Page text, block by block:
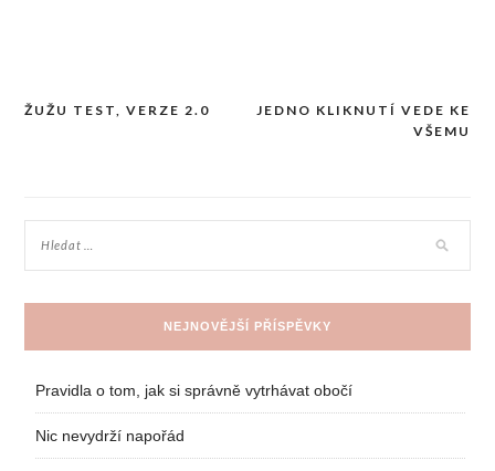
Navigace
ŽUŽU TEST, VERZE 2.0
JEDNO KLIKNUTÍ VEDE KE
VŠEMU
NEJNOVĚJŠÍ PŘÍSPĚVKY
Pravidla o tom, jak si správně vytrhávat obočí
Nic nevydrží napořád